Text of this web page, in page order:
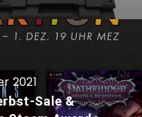
2021
Sale &